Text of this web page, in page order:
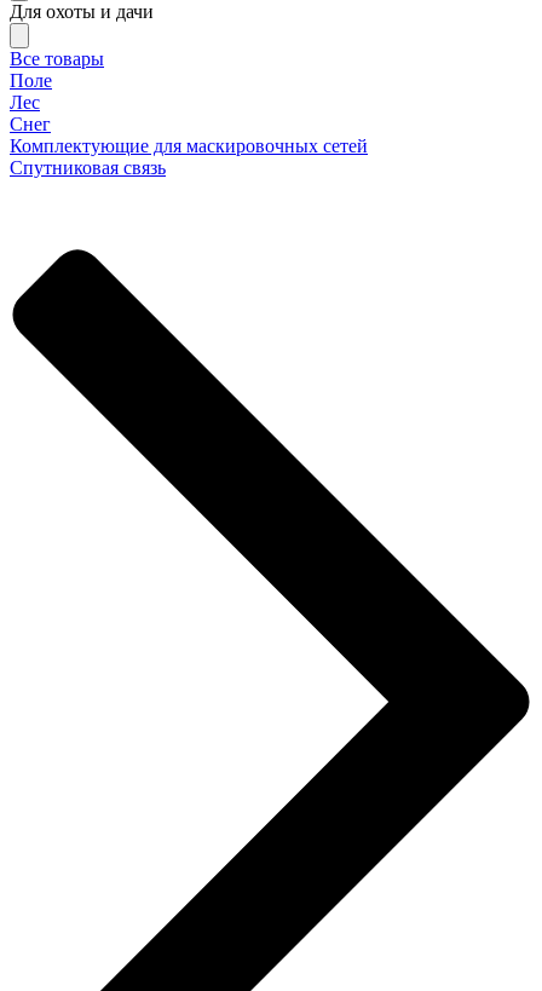
Для охоты и дачи
Все товары
Поле
Лес
Снег
Комплектующие для маскировочных сетей
Спутниковая связь